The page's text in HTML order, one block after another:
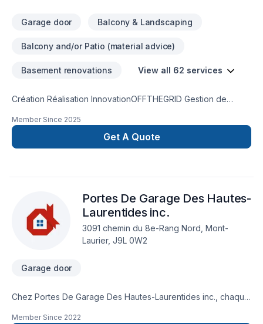
Garage door Balcony & Landscaping
Balcony and/or Patio (material advice)
Basement renovations View all 62 services
Création Réalisation InnovationOFFTHEGRID Gestion de
besoins de chacun, l’environnement et l’unicité de chaque
projet au cœur de ses priorités. Que vous rêviez de
réaménager un espace existant ou de bâtir un projet sur
Member Since 2025
Get A Quote
Portes De Garage Des Hautes-
Laurentides inc.
3091 chemin du 8e-Rang Nord, Mont-
Laurier, J9L 0W2
Garage door
Chez Portes De Garage Des Hautes-Laurentides inc., chaque
engagement envers la qualité et la satisfaction client à
Member Since 2022